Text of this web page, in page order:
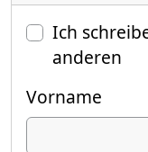
Ich
anderen
Vorname